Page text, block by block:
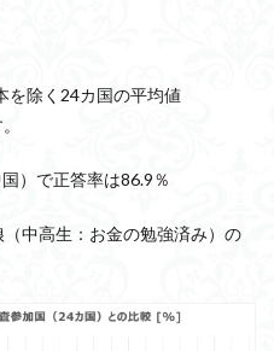
を除く24カ国の平均値
）で正答率は86.9％
（中高生：お金の勉強済み）の